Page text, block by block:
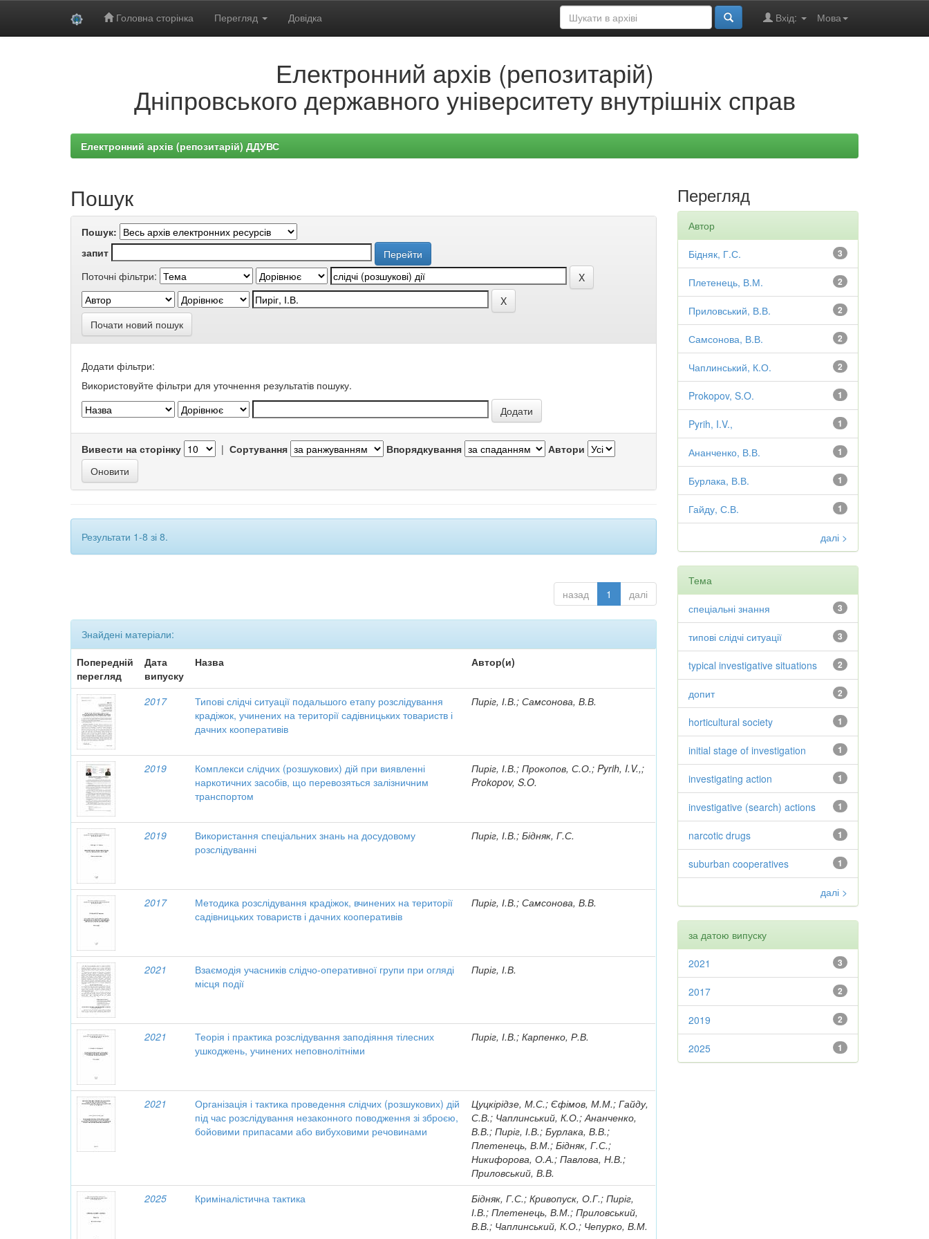
Головна сторінка Перегляд Довідка Мова
Вхід:
Електронний архів (репозитарій)
Дніпровського державного університету внутрішніх справ
Електронний архів (репозитарій) ДДУВС
Пошук
Пошук:
запит
Поточні фільтри:
Почати новий пошук
Додати фільтри:
Використовуйте фільтри для уточнення результатів пошуку.
Вивести на сторінку | Сортування Впорядкування Автори
Результати 1-8 зі 8.
назад 1 далі
Знайдені матеріали:
Попередній
перегляд
Дата
випуску
Назва Автор(и)
2017
Типові слідчі ситуації подальшого етапу розслідування
крадіжок, учинених на території садівницьких товариств і
дачних кооперативів
Пиріг, І.В.; Самсонова, В.В.
2019
Комплекси слідчих (розшукових) дій при виявленні
наркотичних засобів, що перевозяться залізничним
транспортом
Пиріг, І.В.; Прокопов, С.О.; Pyrih, I.V.,;
Prokopov, S.O.
2019
Використання спеціальних знань на досудовому
розслідуванні
Пиріг, І.В.; Бідняк, Г.С.
2017
Методика розслідування крадіжок, вчинених на території
садівницьких товариств і дачних кооперативів
Пиріг, І.В.; Самсонова, В.В.
2021
Взаємодія учасників слідчо-оперативної групи при огляді
місця події
Пиріг, І.В.
2021
Теорія і практика розслідування заподіяння тілесних
ушкоджень, учинених неповнолітніми
Пиріг, І.В.; Карпенко, Р.В.
2021
Організація і тактика проведення слідчих (розшукових) дій
під час розслідування незаконного поводження зі зброєю,
бойовими припасами або вибуховими речовинами
Цуцкірідзе, М.С.; Єфімов, М.М.; Гайду,
С.В.; Чаплинський, К.О.; Ананченко,
В.В.; Пиріг, І.В.; Бурлака, В.В.;
Плетенець, В.М.; Бідняк, Г.С.;
Никифорова, О.А.; Павлова, Н.В.;
Приловський, В.В.
2025
Криміналістична тактика
Бідняк, Г.С.; Кривопуск, О.Г.; Пиріг,
І.В.; Плетенець, В.М.; Приловський,
В.В.; Чаплинський, К.О.; Чепурко, В.М.
Перегляд
Автор
3
Бідняк, Г.С.
2
Плетенець, В.М.
2
Приловський, В.В.
2
Самсонова, В.В.
2
Чаплинський, К.О.
1
Prokopov, S.O.
1
Pyrih, I.V.,
1
Ананченко, В.В.
1
Бурлака, В.В.
1
Гайду, С.В.
далі >
Тема
3
спеціальні знання
3
типові слідчі ситуації
2
typical investigative situations
2
допит
1
horticultural society
1
initial stage of investigation
1
investigating action
1
investigative (search) actions
1
narcotic drugs
1
suburban cooperatives
далі >
за датою випуску
3
2021
2
2017
2
2019
1
2025